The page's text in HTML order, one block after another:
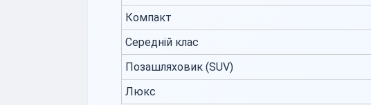
Компакт
Середній клас
Позашляховик (SUV)
Люкс